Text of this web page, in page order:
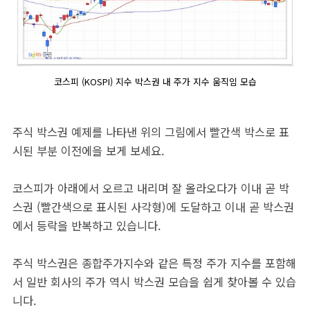
코스피 (KOSPI) 지수 박스권 내 주가 지수 움직임 모습
주식 박스권 예제를 나타낸 위의 그림에서 빨간색 박스로 표
시된 부분 이전에을 보게 보세요.
코스피가 아래에서 오르고 내리며 잘 올라오다가 이내 곧 박
스권 (빨간색으로 표시된 사각형)에 도달하고 이내 곧 박스권
에서 등락을 반복하고 있습니다.
주식 박스권은 종합주가지수와 같은 특정 주가 지수를 포함해
서 일반 회사의 주가 역시 박스권 모습을 쉽게 찾아볼 수 있습
니다.